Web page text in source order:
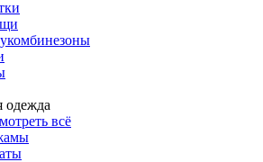
одежда
всё